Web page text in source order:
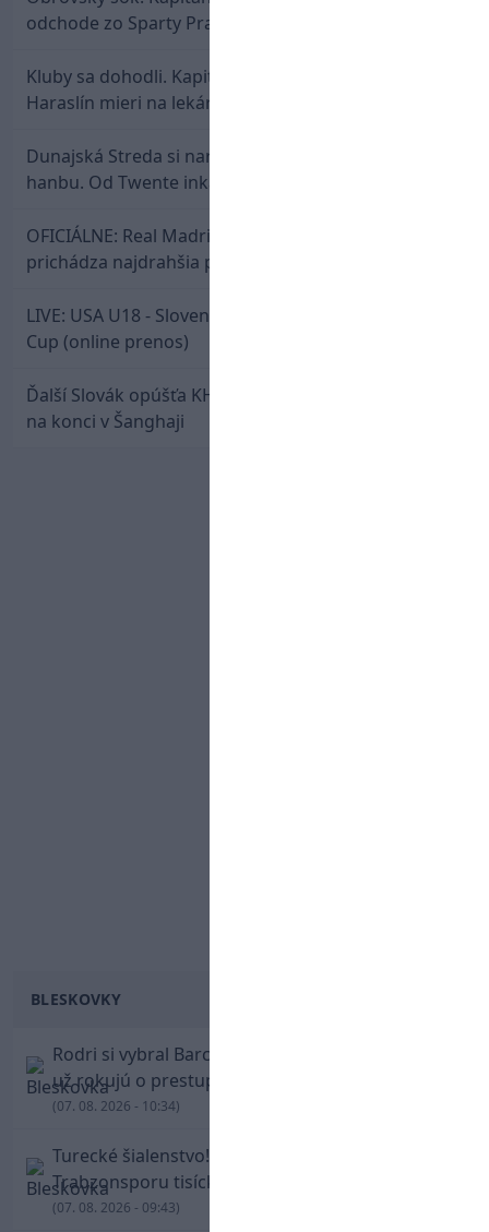
odchode zo Sparty Praha
Kluby sa dohodli. Kapitán Sparty Praha Lukáš
Haraslín mieri na lekársku prehliadku
Dunajská Streda si narobila v Holandsku poriadnu
hanbu. Od Twente inkasovala poltucet
OFICIÁLNE: Real Madrid rozbil bank. Z Lipska
prichádza najdrahšia posila v klubovej histórii
LIVE: USA U18 - Slovensko U18 / Hlinka-Gretzky
Cup (online prenos)
Ďalší Slovák opúšťa KHL. Patrik Rybár sa dohodol
na konci v Šanghaji
BLESKOVKY
Rodri si vybral Barcelonu a odmietol Real. Kluby
už rokujú o prestupovej čiastke
(07. 08. 2026 - 10:34)
Turecké šialenstvo! Salaha vítali na štadióne
Trabzonsporu tisícky fanúšikov
(07. 08. 2026 - 09:43)